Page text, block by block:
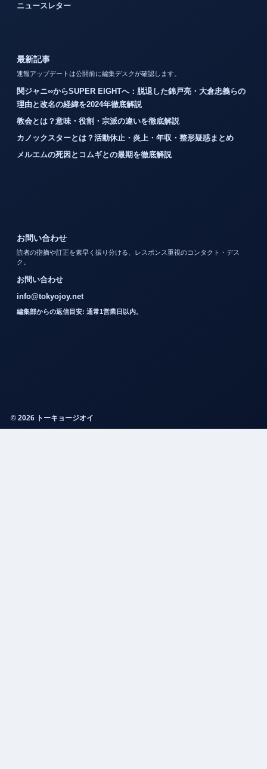
ニュースレター
最新記事
速報アップデートは公開前に編集デスクが確認します。
関ジャニ∞からSUPER EIGHTへ：脱退した錦戸亮・大倉忠義らの
理由と改名の経緯を2024年徹底解説
教会とは？意味・役割・宗派の違いを徹底解説
カノックスターとは？活動休止・炎上・年収・整形疑惑まとめ
メルエムの死因とコムギとの最期を徹底解説
お問い合わせ
読者の指摘や訂正を素早く振り分ける、レスポンス重視のコンタクト・デス
ク。
お問い合わせ
info@tokyojoy.net
編集部からの返信目安: 通常1営業日以内。
© 2026 トーキョージオイ